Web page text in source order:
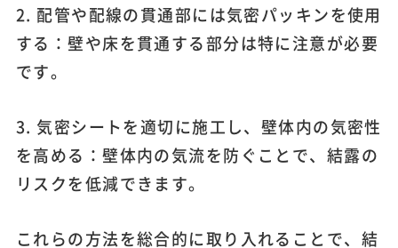
2. 配管や配線の貫通部には気密パッキンを使用
する：壁や床を貫通する部分は特に注意が必要
です。
3. 気密シートを適切に施工し、壁体内の気密性
を高める：壁体内の気流を防ぐことで、結露の
リスクを低減できます。
これらの方法を総合的に取り入れることで、結